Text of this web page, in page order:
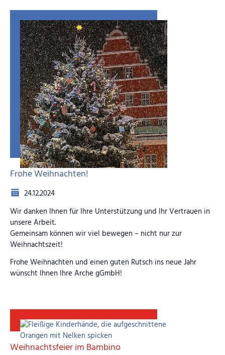
Frohe Weihnachten!
24.12.2024
Wir danken Ihnen für Ihre Unterstützung und Ihr Vertrauen in
unsere Arbeit.
Gemeinsam können wir viel bewegen – nicht nur zur
Weihnachtszeit!
Frohe Weihnachten und einen guten Rutsch ins neue Jahr
wünscht Ihnen Ihre Arche gGmbH!
Weihnachtsfeier im Bambino